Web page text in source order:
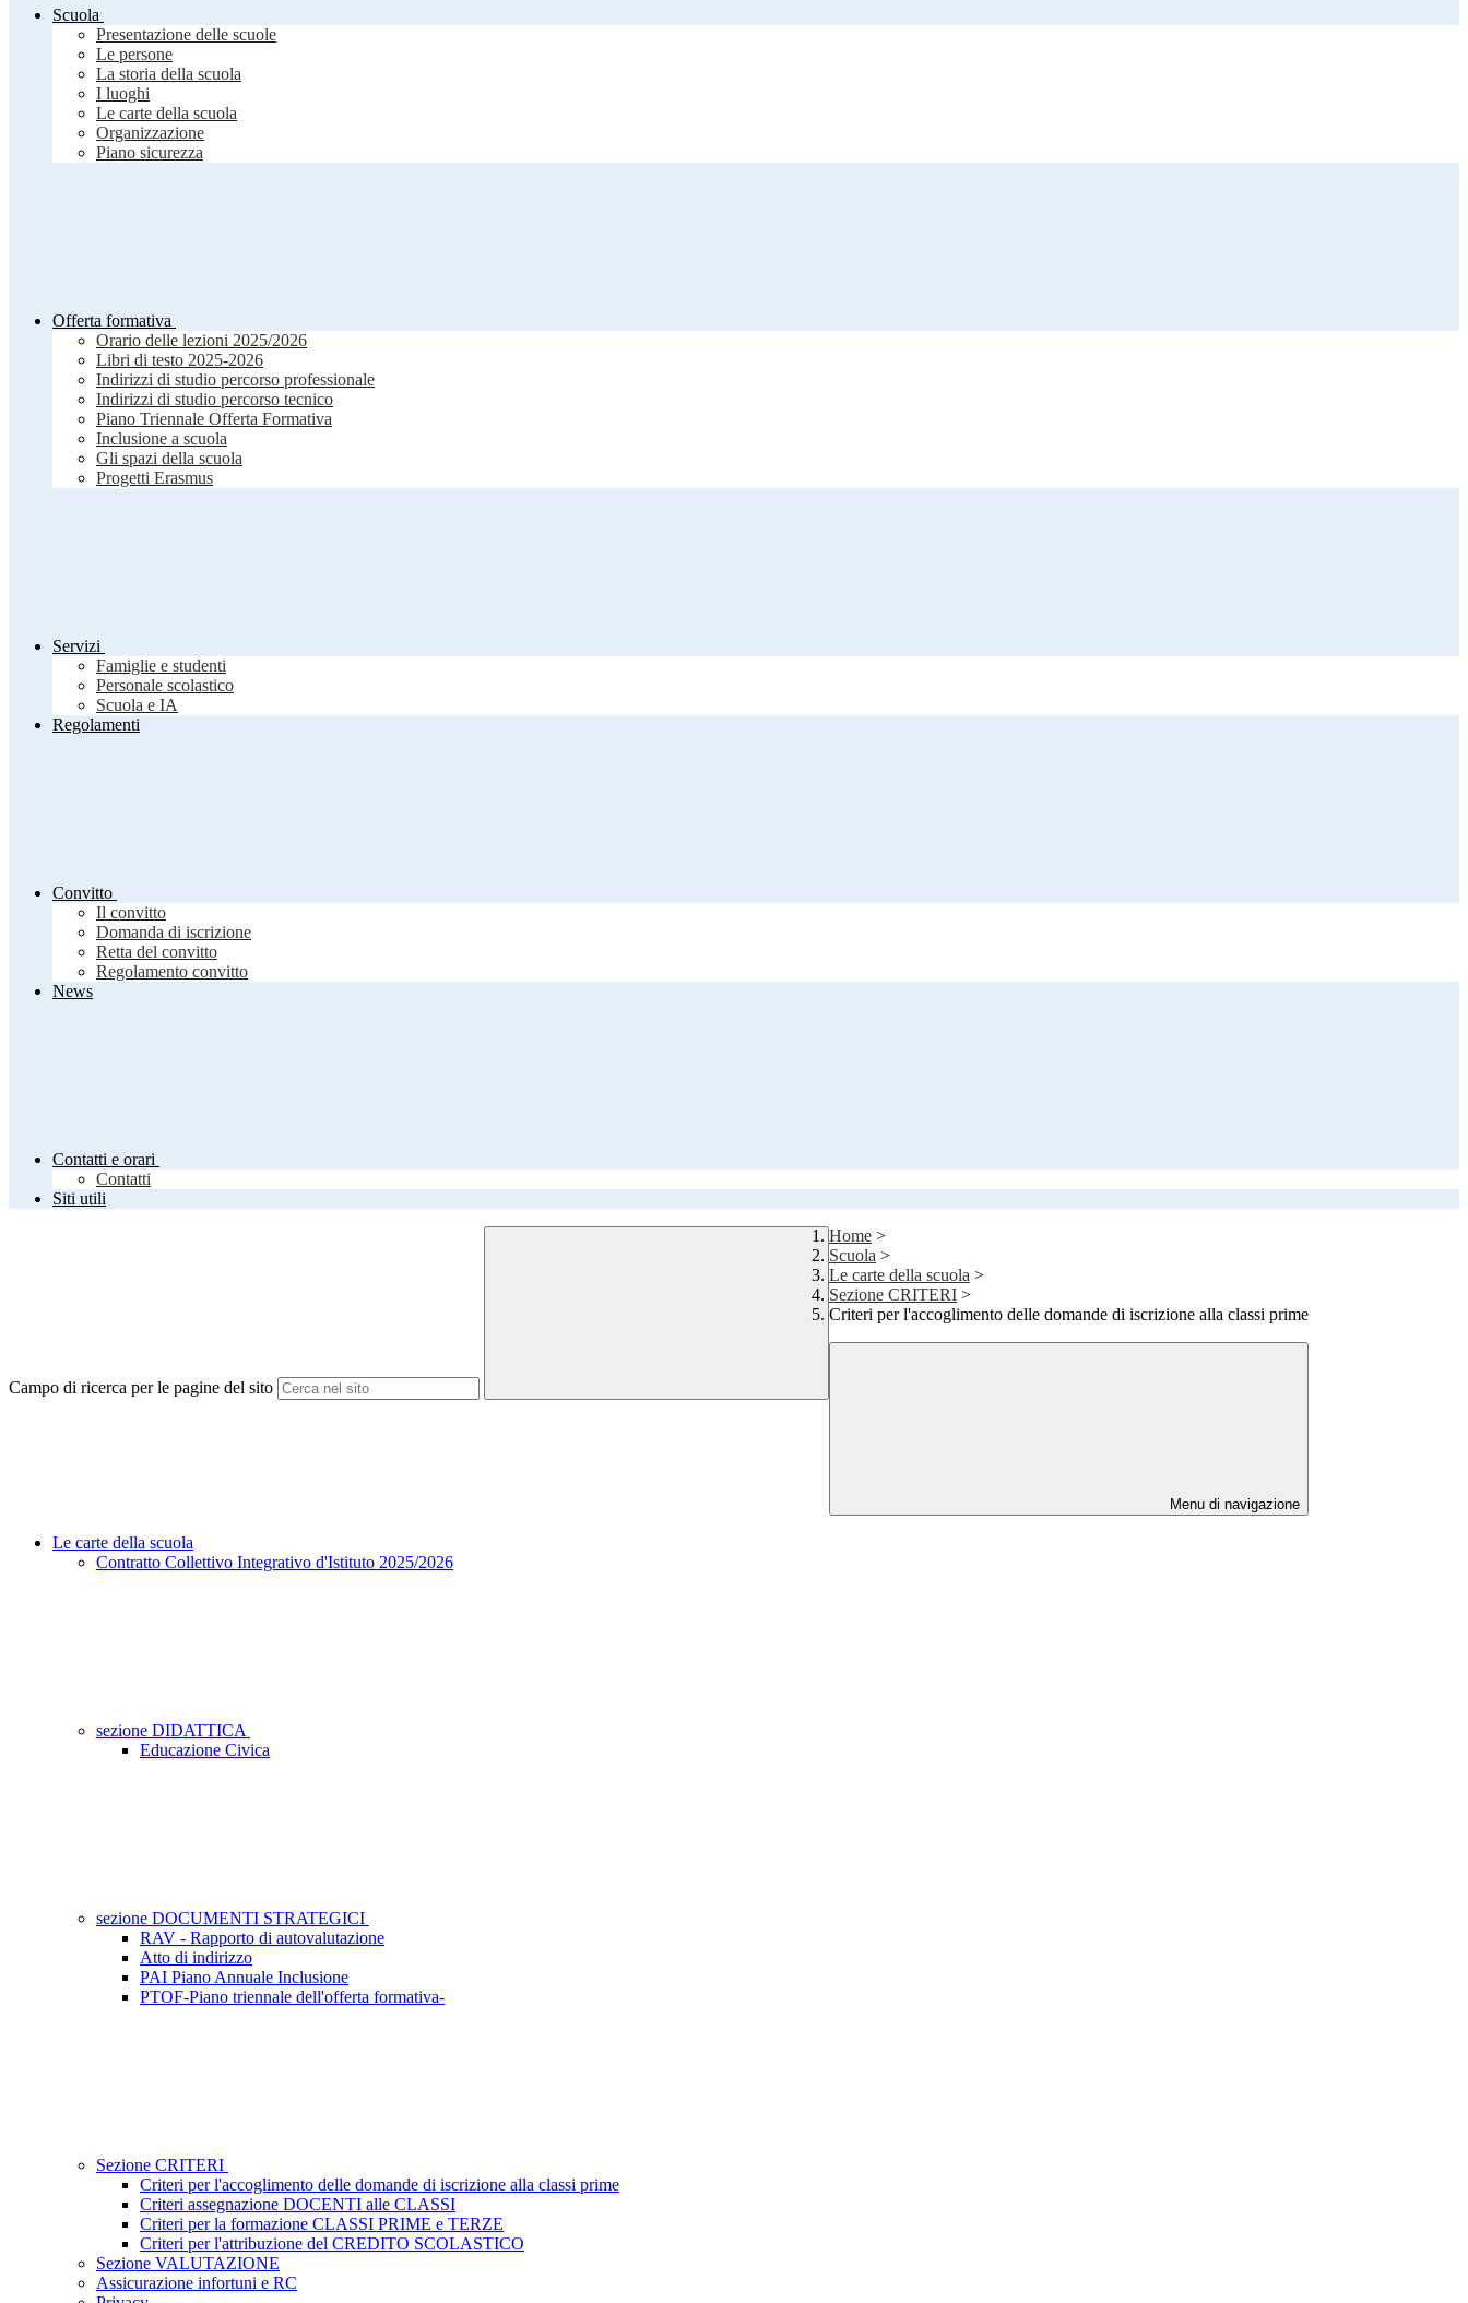
Scuola
Presentazione delle scuole
Le persone
La storia della scuola
I luoghi
Le carte della scuola
Organizzazione
Piano sicurezza
Offerta formativa
Orario delle lezioni 2025/2026
Libri di testo 2025-2026
Indirizzi di studio percorso professionale
Indirizzi di studio percorso tecnico
Piano Triennale Offerta Formativa
Inclusione a scuola
Gli spazi della scuola
Progetti Erasmus
Servizi
Famiglie e studenti
Personale scolastico
Scuola e IA
Regolamenti
Convitto
Il convitto
Domanda di iscrizione
Retta del convitto
Regolamento convitto
News
Contatti e orari
Contatti
Siti utili
Campo di ricerca per le pagine del sito
Home >
Scuola >
Le carte della scuola >
Sezione CRITERI >
Criteri per l'accoglimento delle domande di iscrizione alla classi prime
Menu di navigazione
Le carte della scuola
Contratto Collettivo Integrativo d'Istituto 2025/2026
sezione DIDATTICA
Educazione Civica
sezione DOCUMENTI STRATEGICI
RAV - Rapporto di autovalutazione
Atto di indirizzo
PAI Piano Annuale Inclusione
PTOF-Piano triennale dell'offerta formativa-
Sezione CRITERI
Criteri per l'accoglimento delle domande di iscrizione alla classi prime
Criteri assegnazione DOCENTI alle CLASSI
Criteri per la formazione CLASSI PRIME e TERZE
Criteri per l'attribuzione del CREDITO SCOLASTICO
Sezione VALUTAZIONE
Assicurazione infortuni e RC